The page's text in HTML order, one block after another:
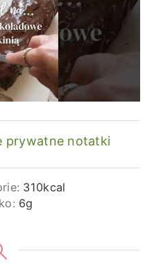
prywatne notatki
310kcal
6g